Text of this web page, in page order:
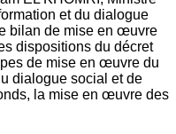
et du dialogue
bilan de mise en œuvre
dispositions du décret
de mise en œuvre du
dialogue social et de
la mise en œuvre des